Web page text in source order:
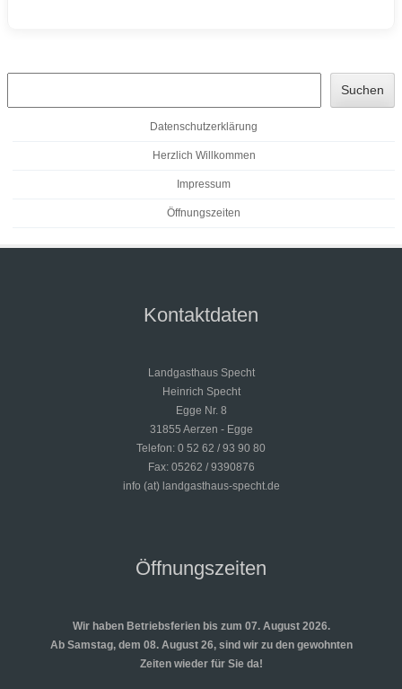
Suchen
Datenschutzerklärung
Herzlich Willkommen
Impressum
Öffnungszeiten
Kontaktdaten
Landgasthaus Specht
Heinrich Specht
Egge Nr. 8
31855 Aerzen - Egge
Telefon: 0 52 62 / 93 90 80
Fax: 05262 / 9390876
info (at) landgasthaus-specht.de
Öffnungszeiten
Wir haben Betriebsferien bis zum 07. August 2026.
Ab Samstag, dem 08. August 26, sind wir zu den gewohnten
Zeiten wieder für Sie da!